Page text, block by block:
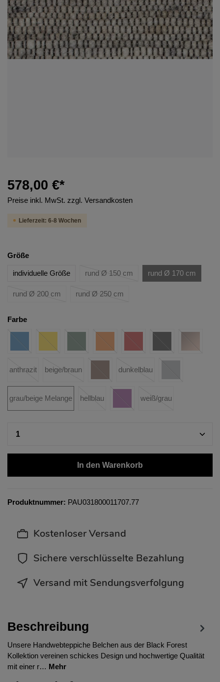
578,00 €*
Preise inkl. MwSt. zzgl. Versandkosten
Lieferzeit: 6-8 Wochen
Größe
individuelle Größe rund Ø 150 cm rund Ø 170 cm
rund Ø 200 cm rund Ø 250 cm
Farbe
anthrazit beige/braun dunkelblau
grau/beige Melange hellblau weiß/grau
In den Warenkorb
Produktnummer: PAU031800011707.77
Kostenloser Versand
Sichere verschlüsselte Bezahlung
Versand mit Sendungsverfolgung
Beschreibung
Unsere Handwebteppiche Belchen aus der Black Forest
Kollektion vereinen schickes Design und hochwertige Qualität
mit einer r… Mehr